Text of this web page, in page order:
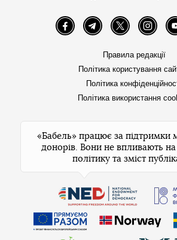
FacebookTelegramTwitter
Правила редакції
Політика користування
Політика
Політика використання
«Бабель» працює за підтримки
донорів. Вони не впливають на
політику та зміст